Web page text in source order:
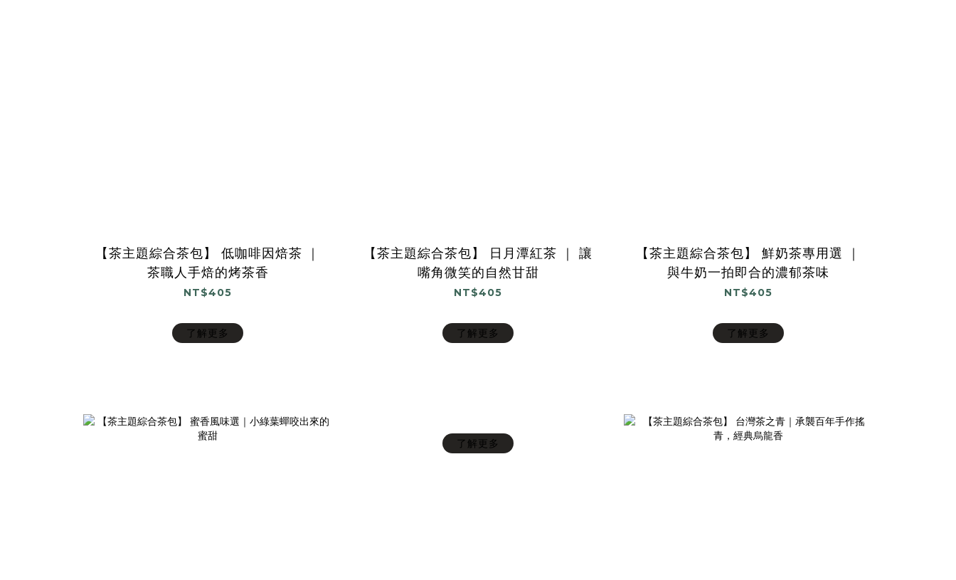
【茶主題綜合茶包】 低咖啡因焙茶 ｜
茶職人手焙的烤茶香
NT$405
了解更多
【茶主題綜合茶包】 日月潭紅茶 ｜ 讓
嘴角微笑的自然甘甜
NT$405
了解更多
【茶主題綜合茶包】 鮮奶茶專用選 ｜
與牛奶一拍即合的濃郁茶味
NT$405
了解更多
了解更多